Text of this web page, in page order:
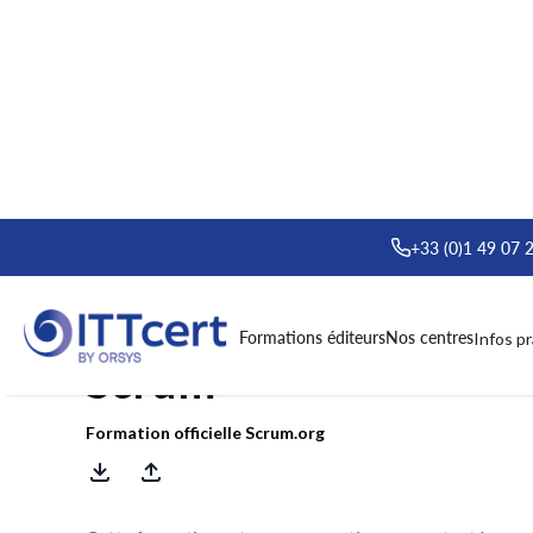
+33 (0)1 49 07
Formations éditeursNos centresInfos
Formation : Applying
Scrum™
Formation officielle Scrum.org